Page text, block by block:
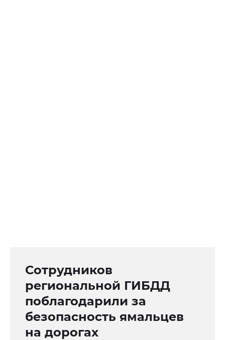
Сотрудников
региональной ГИБДД
поблагодарили за
безопасность ямальцев
на дорогах